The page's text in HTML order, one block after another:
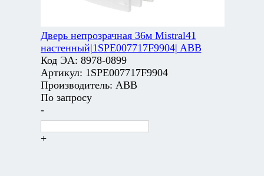
Дверь непрозрачная 36м Mistral41
настенный|1SPE007717F9904| ABB
Код ЭА: 8978-0899
Артикул: 1SPE007717F9904
Производитель: ABB
По запросу
-
+